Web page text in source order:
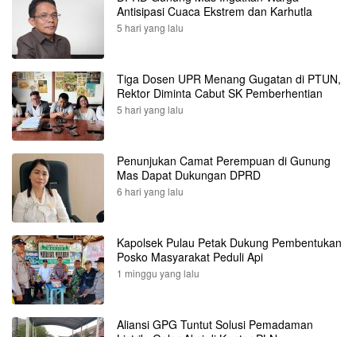
Antisipasi Cuaca Ekstrem dan Karhutla
5 hari yang lalu
Tiga Dosen UPR Menang Gugatan di PTUN,
Rektor Diminta Cabut SK Pemberhentian
5 hari yang lalu
Penunjukan Camat Perempuan di Gunung
Mas Dapat Dukungan DPRD
6 hari yang lalu
Kapolsek Pulau Petak Dukung Pembentukan
Posko Masyarakat Peduli Api
1 minggu yang lalu
Aliansi GPG Tuntut Solusi Pemadaman